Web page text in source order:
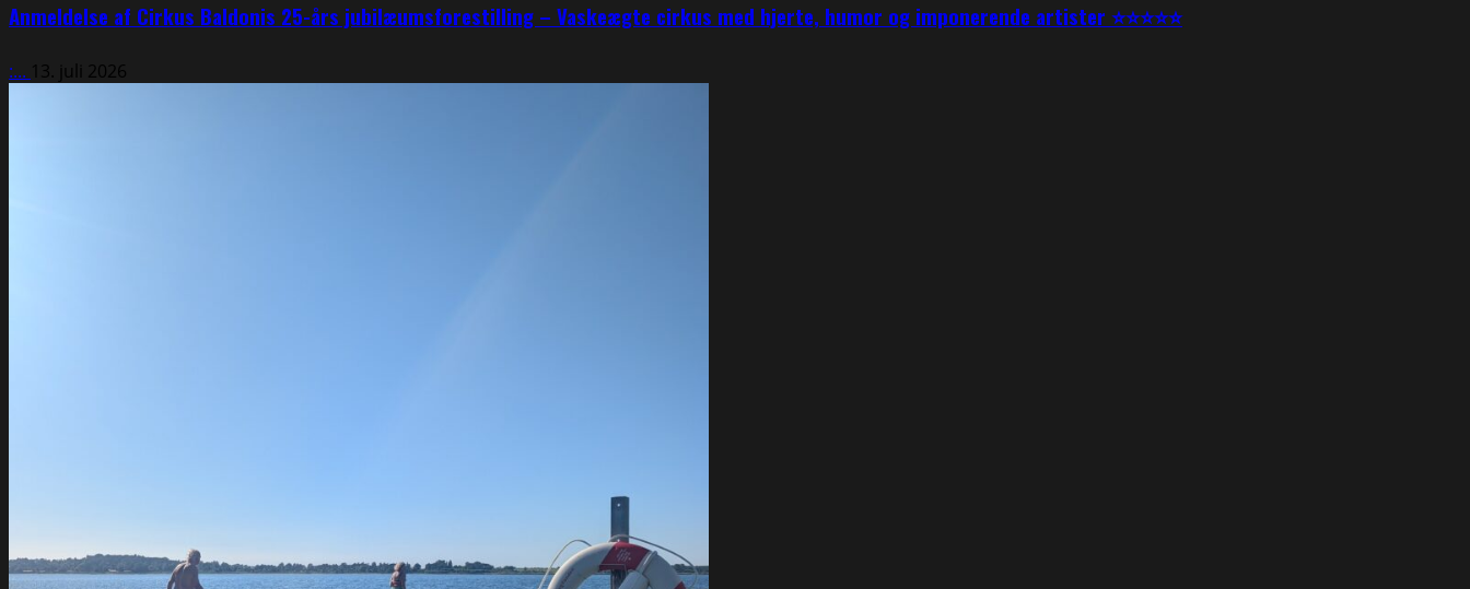
Anmeldelse af Cirkus Baldonis 25-års jubilæumsforestilling – Vaskeægte cirkus med hjerte, humor og imponerende artister ⭐⭐⭐⭐⭐
:... 13. juli 2026